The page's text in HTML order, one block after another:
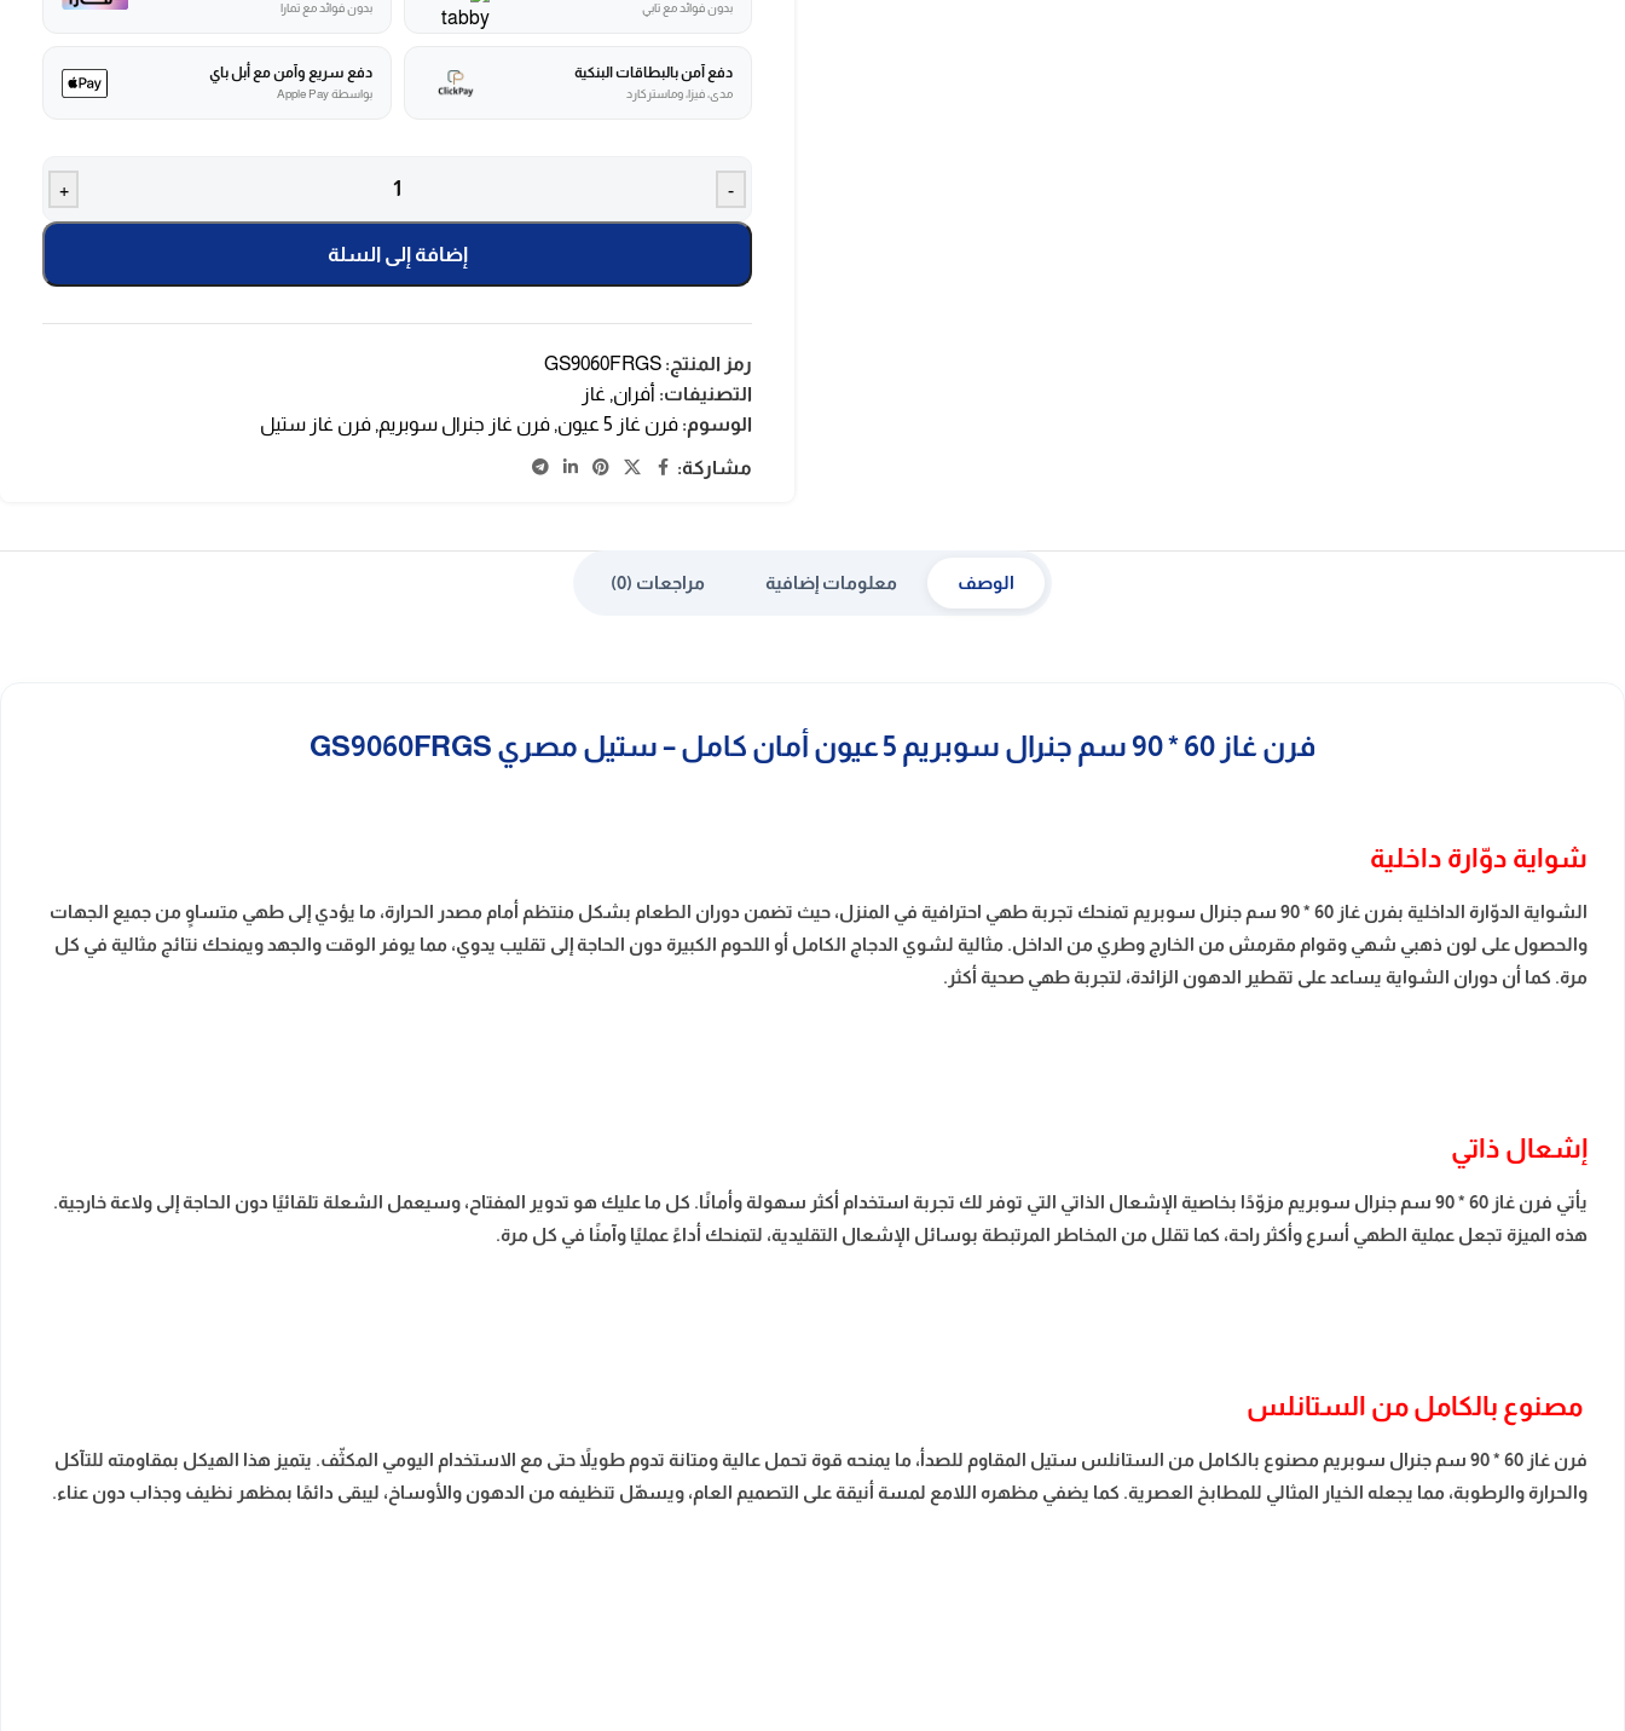
بدون فوائد مع تابي بدون فوائد مع تمارا
دفع آمن بالبطاقات البنكية
مدى، فيزا، وماستركارد
دفع سريع وآمن مع أبل باي
بواسطة Apple Pay
-
+
إضافة إلى السلة
رمز المنتج: GS9060FRGS
التصنيفات: أفران, غاز
الوسوم: فرن غاز 5 عيون , فرن غاز جنرال سوبريم, فرن غاز ستيل
مشاركة:
الوصف معلومات إضافية مراجعات (0)
فرن غاز 60 * 90 سم جنرال سوبريم 5 عيون أمان كامل – ستيل مصري GS9060FRGS
شواية دوّارة داخلية
الشواية الدوّارة الداخلية بفرن غاز 60 * 90 سم جنرال سوبريم تمنحك تجربة طهي احترافية في المنزل، حيث تضمن دوران الطعام بشكل منتظم أمام مصدر الحرارة، ما يؤدي إلى طهي متساوٍ من جميع الجهات
والحصول على لون ذهبي شهي وقوام مقرمش من الخارج وطري من الداخل. مثالية لشوي الدجاج الكامل أو اللحوم الكبيرة دون الحاجة إلى تقليب يدوي، مما يوفر الوقت والجهد ويمنحك نتائج مثالية في كل
مرة. كما أن دوران الشواية يساعد على تقطير الدهون الزائدة، لتجربة طهي صحية أكثر.
إشعال ذاتي
يأتي فرن غاز 60 * 90 سم جنرال سوبريم مزوّدًا بخاصية الإشعال الذاتي التي توفر لك تجربة استخدام أكثر سهولة وأمانًا. كل ما عليك هو تدوير المفتاح، وسيعمل الشعلة تلقائيًا دون الحاجة إلى ولاعة خارجية.
هذه الميزة تجعل عملية الطهي أسرع وأكثر راحة، كما تقلل من المخاطر المرتبطة بوسائل الإشعال التقليدية، لتمنحك أداءً عمليًا وآمنًا في كل مرة.
مصنوع بالكامل من الستانلس
فرن غاز 60 * 90 سم جنرال سوبريم مصنوع بالكامل من الستانلس ستيل المقاوم للصدأ، ما يمنحه قوة تحمل عالية ومتانة تدوم طويلاً حتى مع الاستخدام اليومي المكثّف. يتميز هذا الهيكل بمقاومته للتآكل
والحرارة والرطوبة، مما يجعله الخيار المثالي للمطابخ العصرية. كما يضفي مظهره اللامع لمسة أنيقة على التصميم العام، ويسهّل تنظيفه من الدهون والأوساخ، ليبقى دائمًا بمظهر نظيف وجذاب دون عناء.